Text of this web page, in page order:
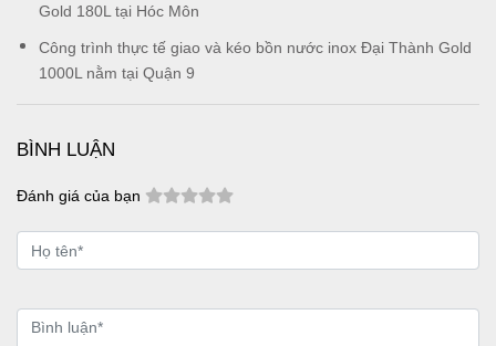
Gold 180L tại Hóc Môn
Công trình thực tế giao và kéo bồn nước inox Đại Thành Gold
1000L nằm tại Quận 9
BÌNH LUẬN
Đánh giá của bạn